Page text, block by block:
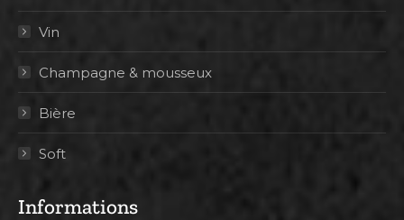
Vin
Champagne & mousseux
Bière
Soft
Informations